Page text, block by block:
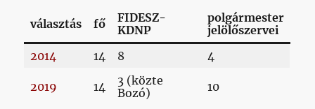
választás fő
FIDESZ-
KDNP
polgármester
jelölőszervei
2014
14 8 4
2019 14
3 (közte
Bozó)
10